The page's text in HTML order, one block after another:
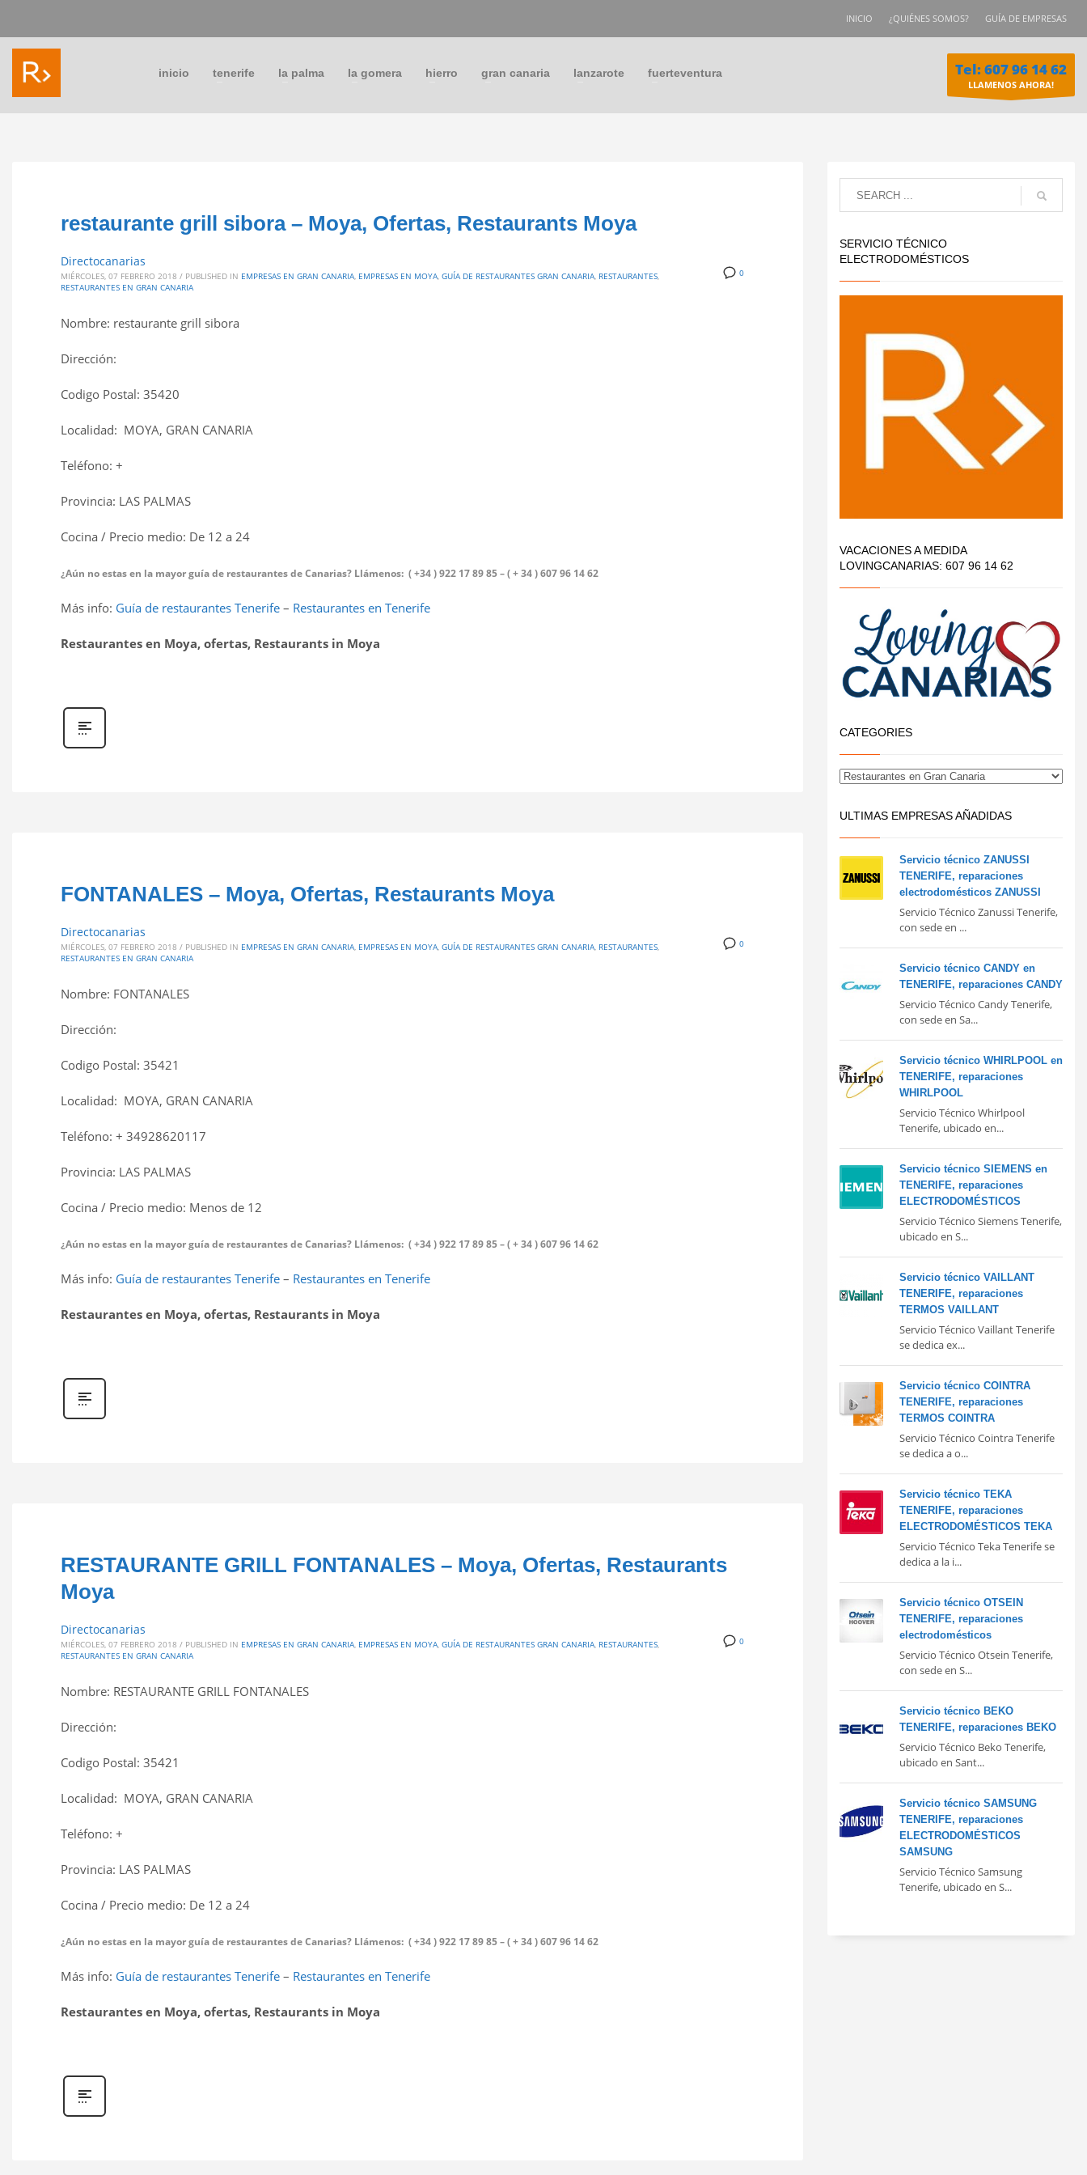
INICIO ¿QUIÉNES SOMOS? GUÍA DE EMPRESAS
inicio tenerife la palma la gomera hierro gran canaria lanzarote fuerteventura Tel: 607 96 14 62
LLAMENOS AHORA!
restaurante grill sibora – Moya, Ofertas, Restaurants Moya
0
Directocanarias
MIÉRCOLES, 07 FEBRERO 2018 / PUBLISHED IN EMPRESAS EN GRAN CANARIA, EMPRESAS EN MOYA, GUÍA DE RESTAURANTES GRAN CANARIA, RESTAURANTES,
RESTAURANTES EN GRAN CANARIA
Nombre: restaurante grill sibora
Dirección:
Codigo Postal: 35420
Localidad: MOYA, GRAN CANARIA
Teléfono: +
Provincia: LAS PALMAS
Cocina / Precio medio: De 12 a 24 
¿Aún no estas en la mayor guía de restaurantes de Canarias? Llámenos: ( +34 ) 922 17 89 85 – ( + 34 ) 607 96 14 62
Más info: Guía de restaurantes Tenerife – Restaurantes en Tenerife
Restaurantes en Moya, ofertas, Restaurants in Moya
FONTANALES – Moya, Ofertas, Restaurants Moya
0
Directocanarias
MIÉRCOLES, 07 FEBRERO 2018 / PUBLISHED IN EMPRESAS EN GRAN CANARIA, EMPRESAS EN MOYA, GUÍA DE RESTAURANTES GRAN CANARIA, RESTAURANTES,
RESTAURANTES EN GRAN CANARIA
Nombre: FONTANALES
Dirección:
Codigo Postal: 35421
Localidad: MOYA, GRAN CANARIA
Teléfono: + 34928620117
Provincia: LAS PALMAS
Cocina / Precio medio: Menos de 12 
¿Aún no estas en la mayor guía de restaurantes de Canarias? Llámenos: ( +34 ) 922 17 89 85 – ( + 34 ) 607 96 14 62
Más info: Guía de restaurantes Tenerife – Restaurantes en Tenerife
Restaurantes en Moya, ofertas, Restaurants in Moya
RESTAURANTE GRILL FONTANALES – Moya, Ofertas, Restaurants
Moya
0
Directocanarias
MIÉRCOLES, 07 FEBRERO 2018 / PUBLISHED IN EMPRESAS EN GRAN CANARIA, EMPRESAS EN MOYA, GUÍA DE RESTAURANTES GRAN CANARIA, RESTAURANTES,
RESTAURANTES EN GRAN CANARIA
Nombre: RESTAURANTE GRILL FONTANALES
Dirección:
Codigo Postal: 35421
Localidad: MOYA, GRAN CANARIA
Teléfono: +
Provincia: LAS PALMAS
Cocina / Precio medio: De 12 a 24 
¿Aún no estas en la mayor guía de restaurantes de Canarias? Llámenos: ( +34 ) 922 17 89 85 – ( + 34 ) 607 96 14 62
Más info: Guía de restaurantes Tenerife – Restaurantes en Tenerife
Restaurantes en Moya, ofertas, Restaurants in Moya
SERVICIO TÉCNICO
ELECTRODOMÉSTICOS
VACACIONES A MEDIDA
LOVINGCANARIAS: 607 96 14 62
CATEGORIES
ULTIMAS EMPRESAS AÑADIDAS
Servicio técnico ZANUSSI
TENERIFE, reparaciones
electrodomésticos ZANUSSI
Servicio Técnico Zanussi Tenerife,
con sede en ...
Servicio técnico CANDY en
TENERIFE, reparaciones CANDY
Servicio Técnico Candy Tenerife,
con sede en Sa...
Servicio técnico WHIRLPOOL en
TENERIFE, reparaciones
WHIRLPOOL
Servicio Técnico Whirlpool
Tenerife, ubicado en...
Servicio técnico SIEMENS en
TENERIFE, reparaciones
ELECTRODOMÉSTICOS
Servicio Técnico Siemens Tenerife,
ubicado en S...
Servicio técnico VAILLANT
TENERIFE, reparaciones
TERMOS VAILLANT
Servicio Técnico Vaillant Tenerife
se dedica ex...
Servicio técnico COINTRA
TENERIFE, reparaciones
TERMOS COINTRA
Servicio Técnico Cointra Tenerife
se dedica a o...
Servicio técnico TEKA
TENERIFE, reparaciones
ELECTRODOMÉSTICOS TEKA
Servicio Técnico Teka Tenerife se
dedica a la i...
Servicio técnico OTSEIN
TENERIFE, reparaciones
electrodomésticos
Servicio Técnico Otsein Tenerife,
con sede en S...
Servicio técnico BEKO
TENERIFE, reparaciones BEKO
Servicio Técnico Beko Tenerife,
ubicado en Sant...
Servicio técnico SAMSUNG
TENERIFE, reparaciones
ELECTRODOMÉSTICOS
SAMSUNG
Servicio Técnico Samsung
Tenerife, ubicado en S...